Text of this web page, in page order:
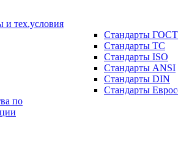
и тех.условия
Стандарты ГОСТ
Стандарты ТС
Стандарты ISO
Стандарты ANSI
Стандарты DIN
Стандарты
по